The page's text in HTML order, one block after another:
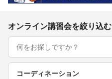
オンライン講習会を絞り込む
コーディネーション